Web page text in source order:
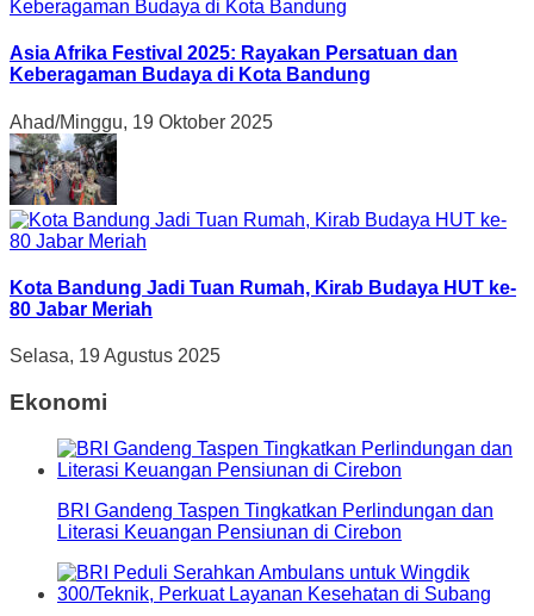
Asia Afrika Festival 2025: Rayakan Persatuan dan
Keberagaman Budaya di Kota Bandung
Ahad/Minggu, 19 Oktober 2025
Kota Bandung Jadi Tuan Rumah, Kirab Budaya HUT ke-
80 Jabar Meriah
Selasa, 19 Agustus 2025
Ekonomi
BRI Gandeng Taspen Tingkatkan Perlindungan dan
Literasi Keuangan Pensiunan di Cirebon